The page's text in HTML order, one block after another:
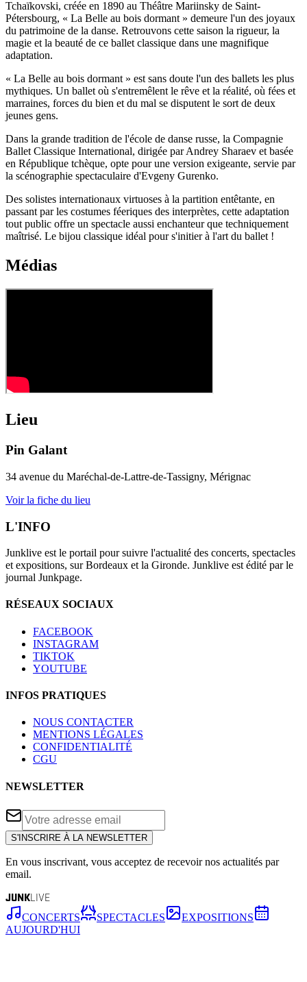
Tchaïkovski, créée en 1890 au Théâtre Mariinsky de Saint-
Pétersbourg, « La Belle au bois dormant » demeure l'un des joyaux
du patrimoine de la danse. Retrouvons cette saison la rigueur, la
magie et la beauté de ce ballet classique dans une magnifique
adaptation.
« La Belle au bois dormant » est sans doute l'un des ballets les plus
mythiques. Un ballet où s'entremêlent le rêve et la réalité, où fées et
marraines, forces du bien et du mal se disputent le sort de deux
jeunes gens.
Dans la grande tradition de l'école de danse russe, la Compagnie
Ballet Classique International, dirigée par Andrey Sharaev et basée
en République tchèque, opte pour une version exigeante, servie par
la scénographie spectaculaire d'Evgeny Gurenko.
Des solistes internationaux virtuoses à la partition entêtante, en
passant par les costumes féeriques des interprètes, cette adaptation
tout public offre un spectacle aussi enchanteur que techniquement
maîtrisé. Le bijou classique idéal pour s'initier à l'art du ballet !
Médias
Lieu
Pin Galant
34 avenue du Maréchal-de-Lattre-de-Tassigny, Mérignac
Voir la fiche du lieu
L'INFO
Junklive est le portail pour suivre l'actualité des concerts, spectacles
et expositions, sur Bordeaux et la Gironde. Junklive est édité par le
journal Junkpage.
RÉSEAUX SOCIAUX
FACEBOOK
INSTAGRAM
TIKTOK
YOUTUBE
INFOS PRATIQUES
NOUS CONTACTER
MENTIONS LÉGALES
CONFIDENTIALITÉ
CGU
NEWSLETTER
S'INSCRIRE À LA NEWSLETTER
En vous inscrivant, vous acceptez de recevoir nos actualités par
email.
JUNKLIVE
CONCERTS SPECTACLES
EXPOSITIONS
AUJOURD'HUI